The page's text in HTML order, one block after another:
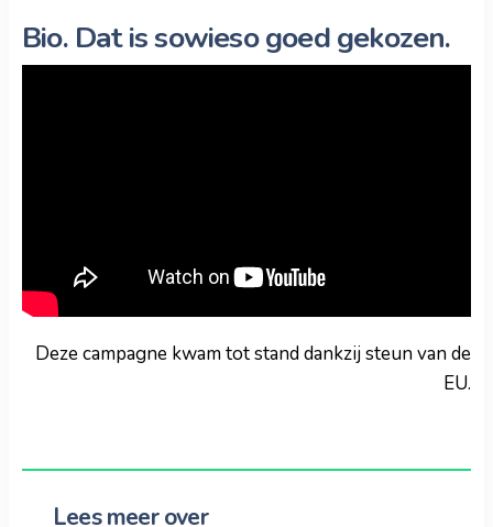
Bio. Dat is sowieso goed gekozen.
Deze campagne kwam tot stand dankzij steun van de
EU.
Lees meer over